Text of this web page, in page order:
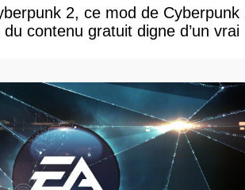
2, ce mod de Cyberpunk
contenu gratuit digne d’un vrai